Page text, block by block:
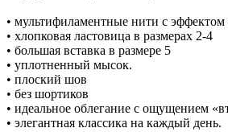
• мультифиламентные нити с
• хлопковая ластовица в размерах 2-4
• большая вставка в размере 5
• уплотненный мысок.
• плоский шов
• без шортиков
• идеальное облегание с ощущением
• элегантная классика на каждый день.